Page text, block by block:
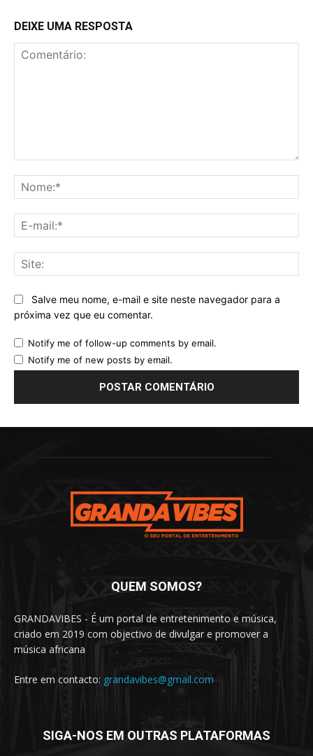
DEIXE UMA RESPOSTA
Salve meu nome, e-mail e site neste navegador para a
próxima vez que eu comentar.
Notify me of follow-up comments by email.
Notify me of new posts by email.
QUEM SOMOS?
GRANDAVIBES - É um portal de entretenimento e música,
criado em 2019 com objectivo de divulgar e promover a
música africana
Entre em contacto: grandavibes@gmail.com
SIGA-NOS EM OUTRAS PLATAFORMAS